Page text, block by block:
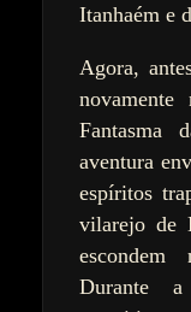
Itanhaém e
Agora,
Fantasma
aventura
espíritos
vilarejo de
escondem
Durante